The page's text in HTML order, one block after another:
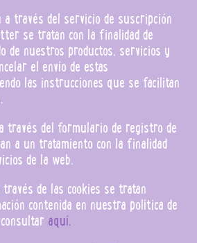
través del servicio de suscripción
se tratan con la finalidad de
de nuestros productos, servicios y
el envío de estas
las instrucciones que se facilitan
través del formulario de registro de
a un tratamiento con la finalidad
de la web.
través de las cookies se tratan
contenida en nuestra política de
aquí.